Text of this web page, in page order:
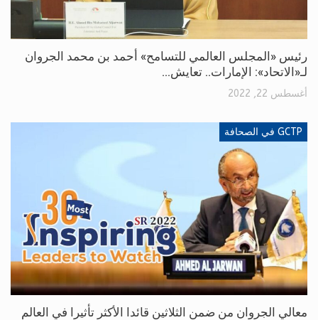
رئيس «المجلس العالمي للتسامح» أحمد بن محمد الجروان
لـ«الاتحاد»: الإمارات.. تعايش…
أغسطس 22, 2022
GCTP في الصحافة
معالي الجروان من ضمن الثلاثين قائدا الأكثر تأثيرا في العالم